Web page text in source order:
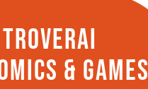
troverai
& Games